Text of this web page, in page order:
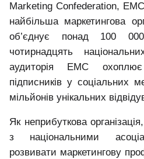
Marketing Confederation,
найбільша маркетингова
об’єднує понад 100 000
чотирнадцять
аудиторія EMC
підписників у соціальних
мільйонів унікальних
Як неприбуткова
з національними
розвивати маркетингову